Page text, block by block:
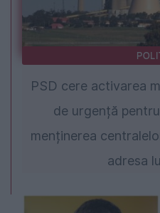
PSD cere activarea
de urgență
menținerea
adresa